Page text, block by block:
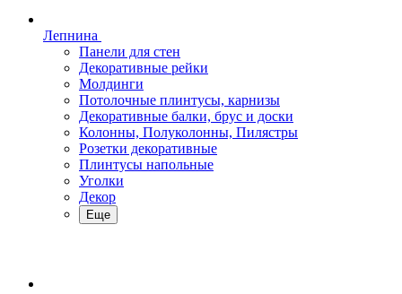
Лепнина
Панели для стен
Декоративные рейки
Молдинги
Потолочные плинтусы, карнизы
Декоративные балки, брус и доски
Колонны, Полуколонны, Пилястры
Розетки декоративные
Плинтусы напольные
Уголки
Декор
Еще